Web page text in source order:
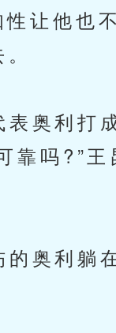
让他也
奥利打
靠吗?”王
奥利躺